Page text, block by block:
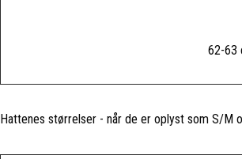
62-63
Hattenes størrelser - når de er oplyst som S/M